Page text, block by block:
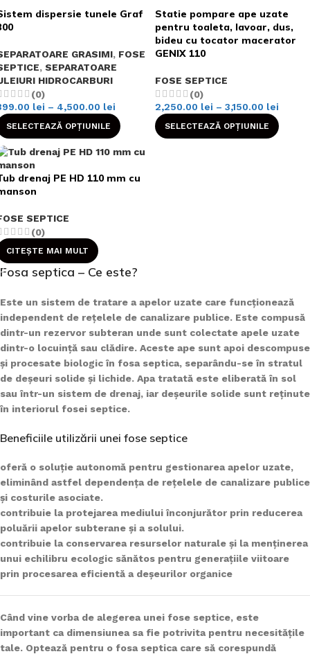
dispersie tunele Graf
GRASIMI, FOSE
, SEPARATOARE
HIDROCARBURI
(0)
lei – 4,500.00 lei
SELECTEAZĂ OPȚIUNILE
Statie pompare ape uzate
pentru toaleta, lavoar, dus,
bideu cu tocator macerator
GENIX 110
FOSE SEPTICE
(0)
2,250.00 lei – 3,150.00 lei
SELECTEAZĂ OPȚIUNILE
drenaj PE HD 110 mm cu
SEPTICE
(0)
CITEȘTE MAI MULT
Fosa septica – Ce este?
Este un sistem de tratare a apelor uzate care funcționează
independent de rețelele de canalizare publice. Este compusă
dintr-un rezervor subteran unde sunt colectate apele uzate
dintr-o locuință sau clădire. Aceste ape sunt apoi descompuse
și procesate biologic în fosa septica, separându-se în stratul
de deșeuri solide și lichide. Apa tratată este eliberată în sol
sau într-un sistem de drenaj, iar deșeurile solide sunt reținute
în interiorul fosei septice.
Beneficiile utilizării unei fose septice
oferă o soluție autonomă pentru gestionarea apelor uzate,
eliminând astfel dependența de rețelele de canalizare publice
și costurile asociate.
contribuie la protejarea mediului înconjurător prin reducerea
poluării apelor subterane și a solului.
contribuie la conservarea resurselor naturale și la menținerea
unui echilibru ecologic sănătos pentru generațiile viitoare
prin procesarea eficientă a deșeurilor organice
Când vine vorba de alegerea unei fose septice, este
important ca dimensiunea sa fie potrivita pentru necesitățile
tale. Optează pentru o fosa septica care să corespundă